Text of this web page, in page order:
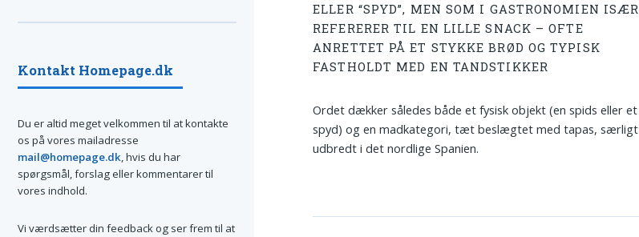
ELLER “SPYD”, MEN SOM I GASTRONOMIEN ISÆR
REFERERER TIL EN LILLE SNACK – OFTE
ANRETTET PÅ ET STYKKE BRØD OG TYPISK
FASTHOLDT MED EN TANDSTIKKER
Ordet dækker således både et fysisk objekt (en spids eller et
spyd) og en madkategori, tæt beslægtet med tapas, særligt
udbredt i det nordlige Spanien.
Kontakt Homepage.dk
Du er altid meget velkommen til at kontakte
os på vores mailadresse
mail@homepage.dk, hvis du har
spørgsmål, forslag eller kommentarer til
vores indhold.
Vi værdsætter din feedback og ser frem til at